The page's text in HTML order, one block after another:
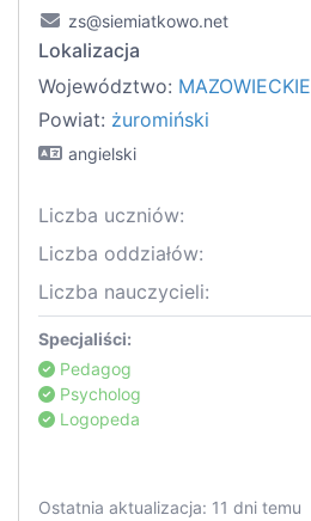
zs@siemiatkowo.net
Lokalizacja
Województwo: MAZOWIECKIE
Powiat: żuromiński
angielski
Liczba uczniów:
Liczba oddziałów:
Liczba nauczycieli:
Specjaliści:
Pedagog
Psycholog
Logopeda
Ostatnia aktualizacja: 11 dni temu